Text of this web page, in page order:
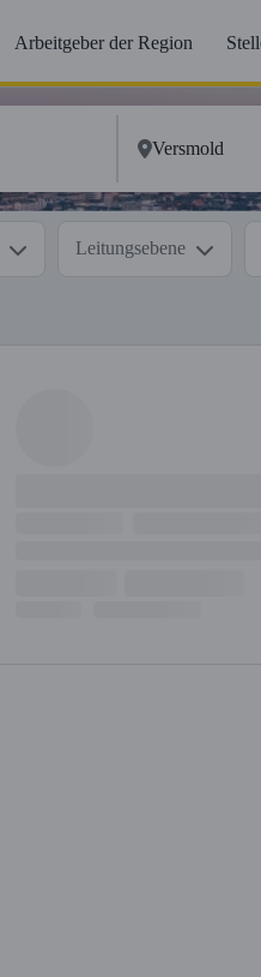
Arbeitgeber der Region
Leitungsebene